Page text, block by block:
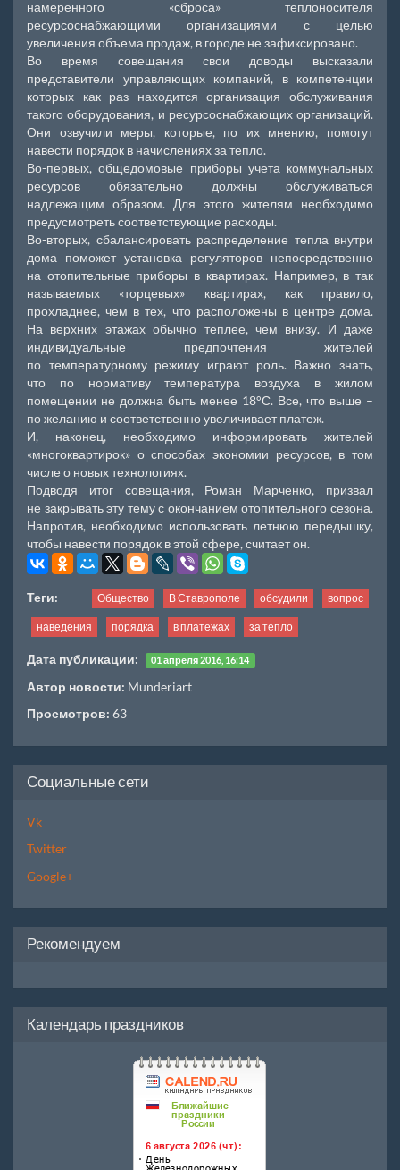
намеренного «сброса» теплоносителя
ресурсоснабжающими организациями с целью
увеличения объема продаж, в городе не зафиксировано.
Во время совещания свои доводы высказали
представители управляющих компаний, в компетенции
которых как раз находится организация обслуживания
такого оборудования, и ресурсоснабжающих организаций.
Они озвучили меры, которые, по их мнению, помогут
навести порядок в начислениях за тепло.
Во-первых, общедомовые приборы учета коммунальных
ресурсов обязательно должны обслуживаться
надлежащим образом. Для этого жителям необходимо
предусмотреть соответствующие расходы.
Во-вторых, сбалансировать распределение тепла внутри
дома поможет установка регуляторов непосредственно
на отопительные приборы в квартирах. Например, в так
называемых «торцевых» квартирах, как правило,
прохладнее, чем в тех, что расположены в центре дома.
На верхних этажах обычно теплее, чем внизу. И даже
индивидуальные предпочтения жителей
по температурному режиму играют роль. Важно знать,
что по нормативу температура воздуха в жилом
помещении не должна быть менее 18°С. Все, что выше –
по желанию и соответственно увеличивает платеж.
И, наконец, необходимо информировать жителей
«многоквартирок» о способах экономии ресурсов, в том
числе о новых технологиях.
Подводя итог совещания, Роман Марченко, призвал
не закрывать эту тему с окончанием отопительного сезона.
Напротив, необходимо использовать летнюю передышку,
чтобы навести порядок в этой сфере, считает он.
Теги: Общество В Ставрополе обсудили вопрос
наведения порядка в платежах за тепло
Дата публикации: 01 апреля 2016, 16:14
Автор новости: Munderiart
Просмотров: 63
Социальные сети
Vk
Twitter
Google+
Рекомендуем
Календарь праздников